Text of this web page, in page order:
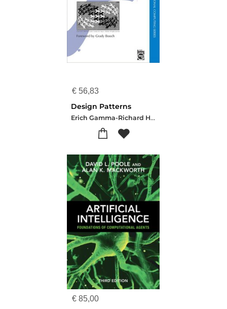
€ 56,83
Design Patterns
Erich Gamma-Richard Helm-Ralph Johnson-John Vlissides
€ 85,00